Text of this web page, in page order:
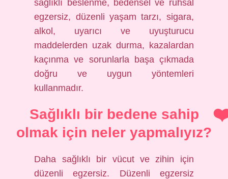
sağlıklı beslenme, bedensel ve ruhsal
egzersiz, düzenli yaşam tarzı, sigara,
alkol, uyarıcı ve uyuşturucu
maddelerden uzak durma, kazalardan
kaçınma ve sorunlarla başa çıkmada
doğru ve uygun yöntemleri
kullanmadır.
Sağlıklı bir bedene sahip
olmak için neler yapmalıyız?
Daha sağlıklı bir vücut ve zihin için
düzenli egzersiz. Düzenli egzersiz